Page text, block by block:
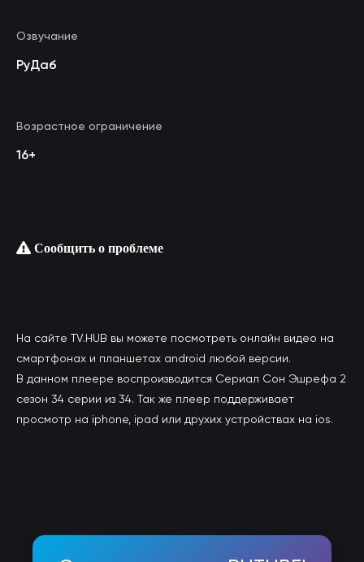
Озвучание
РуДаб
Возрастное ограничение
16+
Сообщить о проблеме
На сайте TV.HUB вы можете посмотреть онлайн видео на
смартфонах и планшетах android любой версии.
В данном плеере воспроизводится Сериал Сон Эшрефа 2
сезон 34 серии из 34. Так же плеер поддерживает
просмотр на iphone, ipad или друхих устройствах на ios.